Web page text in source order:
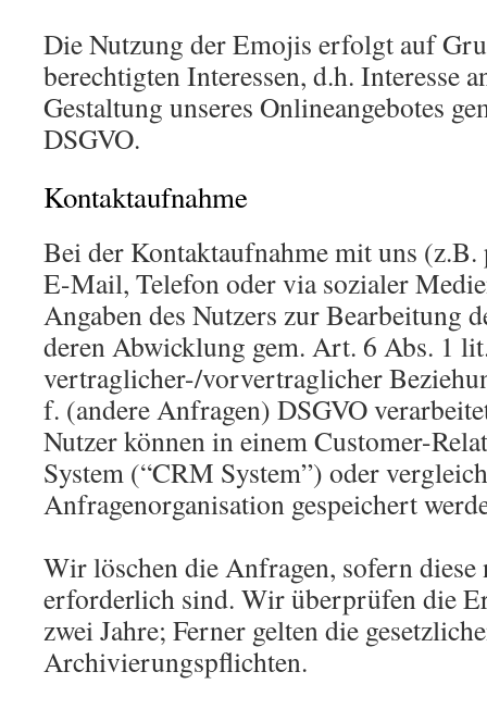
Die Nutzung der Emojis erfolgt auf
berechtigten Interessen, d.h. Interesse
Gestaltung unseres Onlineangebotes
DSGVO.
Kontaktaufnahme
Bei der Kontaktaufnahme mit uns
E-Mail, Telefon oder via sozialer
Angaben des Nutzers zur Bearbeitung
deren Abwicklung gem. Art. 6 Abs. 1
vertraglicher-/vorvertraglicher
f. (andere Anfragen) DSGVO
Nutzer können in einem Customer-
System (“CRM System”) oder
Anfragenorganisation gespeichert
Wir löschen die Anfragen, sofern diese
erforderlich sind. Wir überprüfen die
zwei Jahre; Ferner gelten die
Archivierungspflichten.